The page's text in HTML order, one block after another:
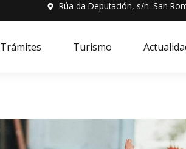
Rúa da Deputación, s/n. San
Trámites Turismo